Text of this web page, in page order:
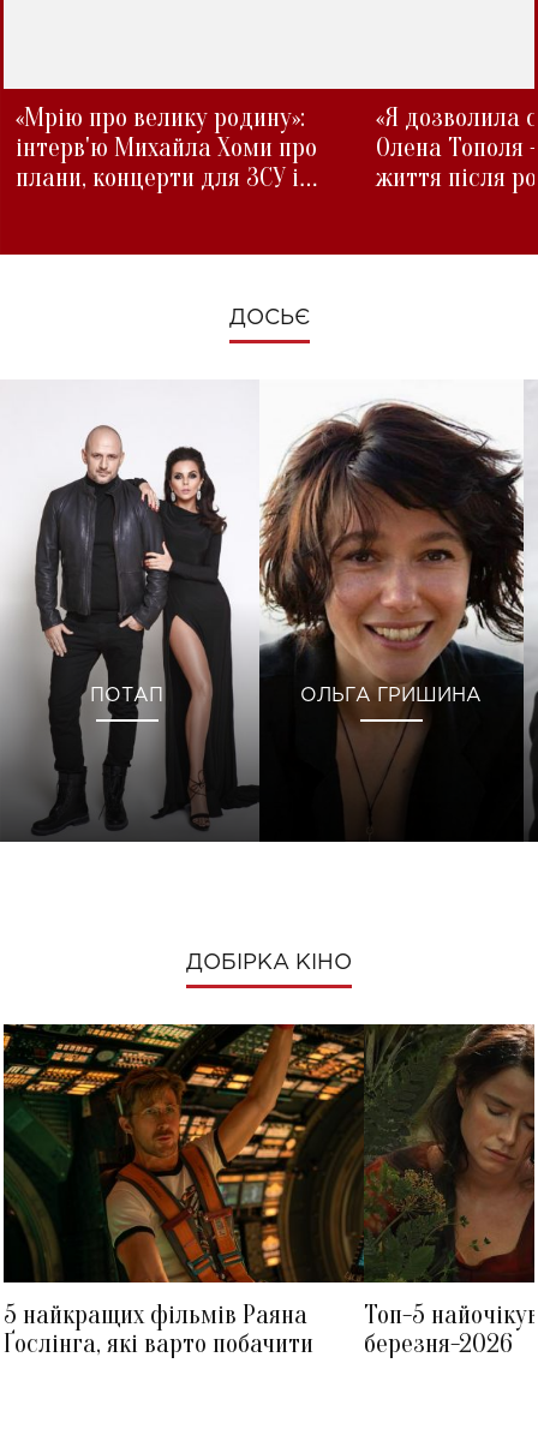
«Мрію про велику родину»:
інтерв'ю Михайла Хоми про
плани, концерти для ЗСУ і
«Я дозволила
Олена Тополя
життя після
ДОСЬЄ
ПОТАП ОЛЬГА ГРИШИНА
ДОБІРКА КІНО
5 найкращих фільмів Раяна
Ґослінга, які варто побачити
Топ-5
березня-2026